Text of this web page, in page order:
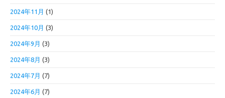
2024年11月 (1)
2024年10月 (3)
2024年9月 (3)
2024年8月 (3)
2024年7月 (7)
2024年6月 (7)